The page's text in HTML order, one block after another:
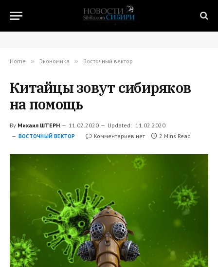
Home » Экономика » Восточный вектор
Китайцы зовут сибиряков
на помощь
By Михаил ШТЕРН 11.02.2020 Updated: 11.02.2020
ВОСТОЧНЫЙ ВЕКТОР Комментариев нет 2 Mins Read